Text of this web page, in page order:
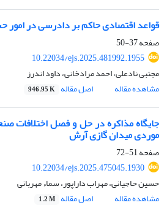
قواعد اقتصادی حاکم بر دادرسی در امور
صفحه37-50
10.22034/ejs.2025.481992.1955
مجتبی نادعلی، احمد مرادخانی، داود اندرز
مشاهده مقاله
اصل مقاله 946.95 K
جایگاه مذاکره در حل و فصل اختلافات
موردی میدان گازی آرش
صفحه51-72
10.22034/ejs.2025.475045.1930
حسین حاجیانی، مهراب داراپور، سماء مهربانی
مشاهده مقاله
اصل مقاله 1.2 M